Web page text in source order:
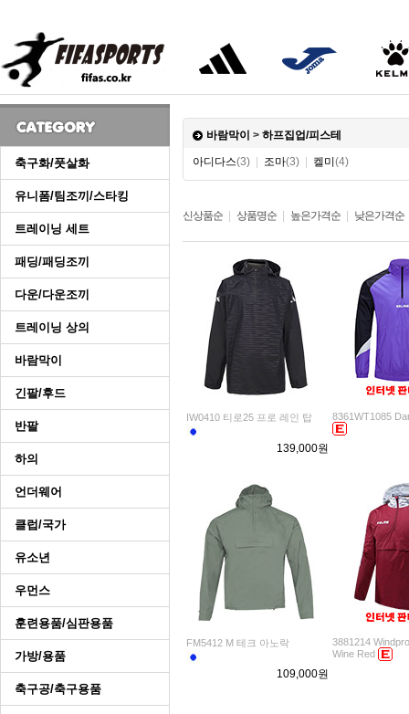
축구화/풋살화
유니폼/팀조끼/스타킹
트레이닝 세트
패딩/패딩조끼
다운/다운조끼
트레이닝 상의
바람막이
긴팔/후드
반팔
하의
언더웨어
클럽/국가
유소년
우먼스
훈련용품/심판용품
가방/용품
축구공/축구용품
바람막이 > 하프집업/피스테
아디다스(3) 조마(3) 켈미 (4)
신상품순 상품명순 높은가격순 낮은가격순
IW0410 티로25 프로 레인 탑
139,000원
8361WT1085
FM5412 M 테크 아노락
109,000원
3881214
Wine Red